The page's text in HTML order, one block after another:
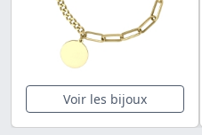
Voir les bijoux